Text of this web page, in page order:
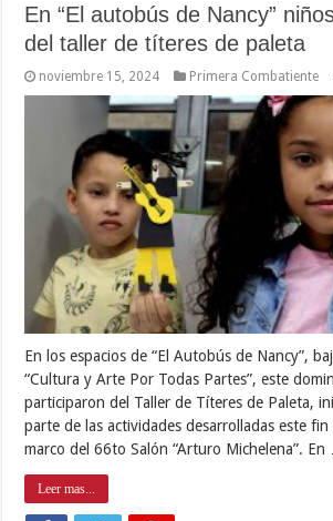
En “El autobús de Nancy”
del taller de títeres de paleta
noviembre 15, 2024 Primera Combatiente
En los espacios de “El Autobús de Nancy”,
“Cultura y Arte Por Todas Partes”, este
participaron del Taller de Títeres de Paleta,
parte de las actividades desarrolladas este fin
marco del 66to Salón “Arturo Michelena”. En
Leer mas...